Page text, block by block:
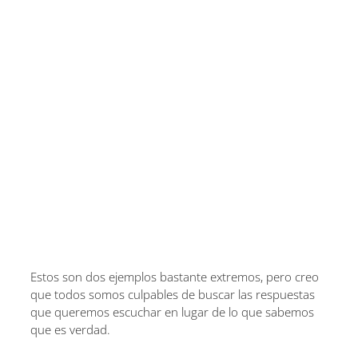
Estos son dos ejemplos bastante extremos, pero creo
que todos somos culpables de buscar las respuestas
que queremos escuchar en lugar de lo que sabemos
que es verdad.